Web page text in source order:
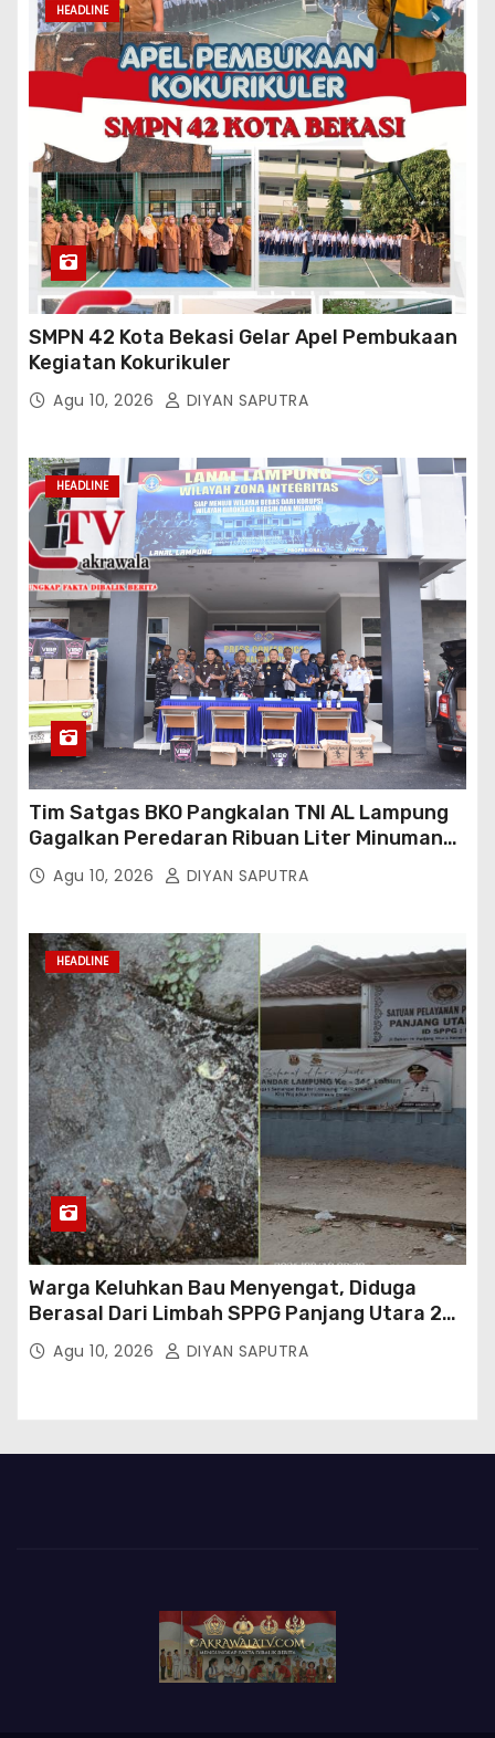
HEADLINE
SMPN 42 Kota Bekasi Gelar Apel Pembukaan
Kegiatan Kokurikuler
Agu 10, 2026 DIYAN SAPUTRA
HEADLINE
Tim Satgas BKO Pangkalan TNI AL Lampung
Gagalkan Peredaran Ribuan Liter Minuman
Keras Ilegal Di Pelabuhan Bakauheni
Agu 10, 2026 DIYAN SAPUTRA
HEADLINE
Warga Keluhkan Bau Menyengat, Diduga
Berasal Dari Limbah SPPG Panjang Utara 2
Bandar Lampung
Agu 10, 2026 DIYAN SAPUTRA